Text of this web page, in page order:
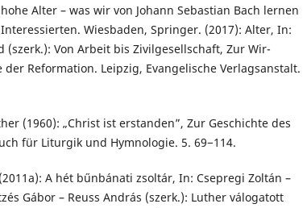
Alter – was wir von Johann Sebastian Bach lernen
Wiesbaden, Springer. (2017): Alter, In:
(szerk.): Von Arbeit bis Zivilgesellschaft, Zur Wir-
der Reformation. Leipzig, Evangelische Verlagsanstalt.
(1960): „Christ ist erstanden”, Zur Geschichte des
für Liturgik und Hymnologie. 5. 69−114.
A hét bűnbánati zsoltár, In: Csepregi Zoltán –
Gábor – Reuss András (szerk.): Luther válogatott